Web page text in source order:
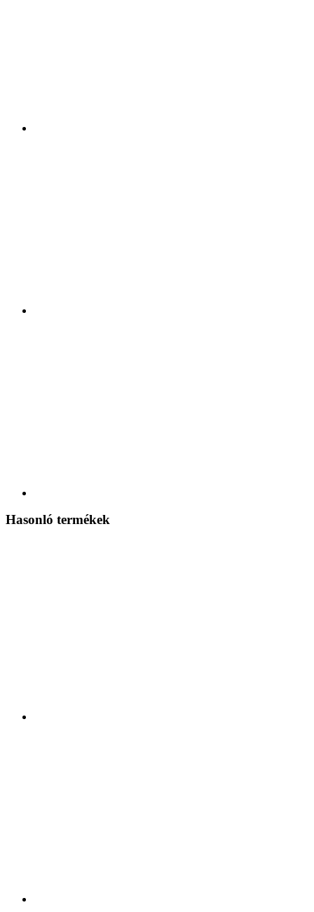
Hasonló termékek